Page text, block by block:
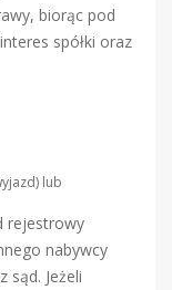
biorąc pod
spółki oraz
lub
rejestrowy
nabywcy
sąd. Jeżeli